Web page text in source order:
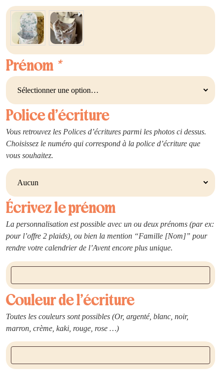
Prénom *
Police d’écriture
Vous retrouvez les Polices d’écritures parmi les photos ci dessus.
Choisissez le numéro qui correspond à la police d’écriture que
vous souhaitez.
Écrivez le prénom
La personnalisation est possible avec un ou deux prénoms (par ex:
pour l’offre 2 plaids), ou bien la mention “Famille [Nom]” pour
rendre votre calendrier de l’Avent encore plus unique.
Couleur de l’écriture
Toutes les couleurs sont possibles (Or, argenté, blanc, noir,
marron, crème, kaki, rouge, rose …)